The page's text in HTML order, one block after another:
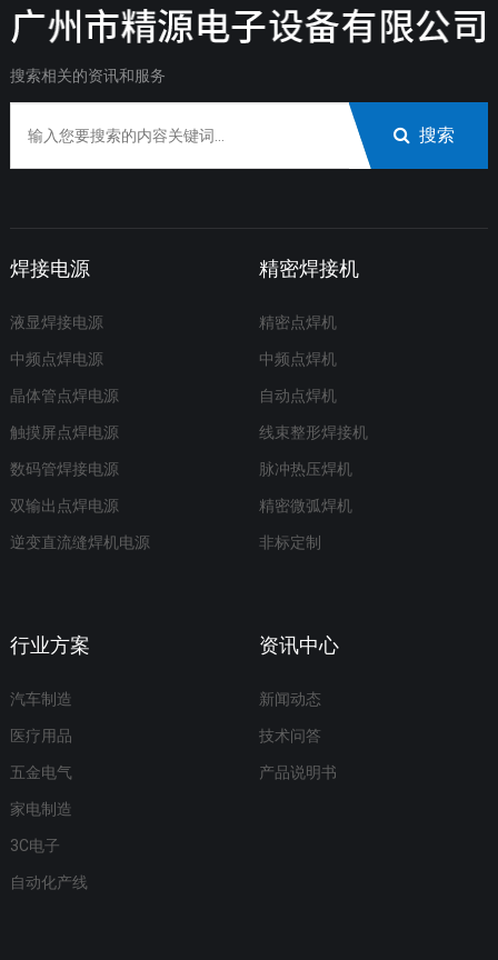
搜索相关的资讯和服务
搜索
焊接电源
液显焊接电源
中频点焊电源
晶体管点焊电源
触摸屏点焊电源
数码管焊接电源
双输出点焊电源
逆变直流缝焊机电源
精密焊接机
精密点焊机
中频点焊机
自动点焊机
线束整形焊接机
脉冲热压焊机
精密微弧焊机
非标定制
行业方案
汽车制造
医疗用品
五金电气
家电制造
3C电子
自动化产线
资讯中心
新闻动态
技术问答
产品说明书